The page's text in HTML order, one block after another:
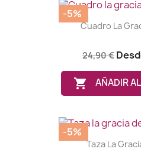
Cuadro La
24,90 €
 AÑADIR
-5%
Taza La
-5%